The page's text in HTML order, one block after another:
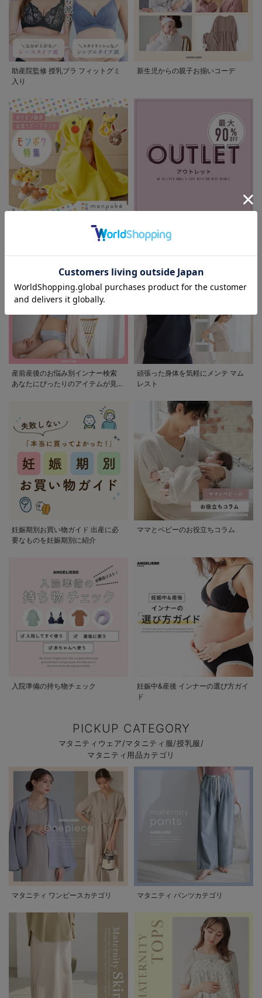
助産院監修 授乳ブラ フィットグミ
入り
新生児からの親子お揃いコーデ
産前産後のお悩み別インナー検索
あなたにぴったりのアイテムが見つ
頑張った身体を気軽にメンテ マム
レスト
妊娠期別お買い物ガイド 出産に必
要なものを妊娠期別に紹介
ママとベビーのお役立ちコラム
入院準備の持ち物チェック
妊娠中&産後 インナーの選び方ガイ
ド
PICKUP CATEGORY
マタニティウェア/マタニティ服/授乳服/
マタニティ用品カテゴリ
マタニティ ワンピースカテゴリ マタニティ パンツカテゴリ